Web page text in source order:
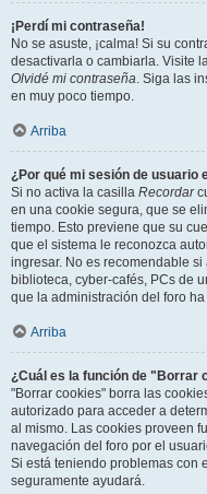
¡Perdí mi contraseña!
No se asuste, ¡calma! Si su
desactivarla o cambiarla. Visite
Olvidé mi contraseña. Siga las
en muy poco tiempo.
Arriba
¿Por qué mi sesión de usuario
Si no activa la casilla Recordar
en una cookie segura, que se
tiempo. Esto previene que su
que el sistema le reconozca
ingresar. No es recomendable
biblioteca, cyber-cafés, PCs de
que la administración del foro
Arriba
¿Cuál es la función de "Borrar
"Borrar cookies" borra las
autorizado para acceder a
al mismo. Las cookies proveen
navegación del foro por el
Si está teniendo problemas con
seguramente ayudará.